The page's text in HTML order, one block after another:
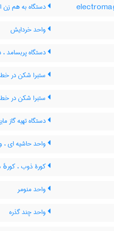
دستگاه به هم زن
واحد خردایش
دستگاه پربسامد ،
ستبرا شکن در
ستبرا شکن در
دستگاه تهیه گاز
واحد حاشیه ای ،
کورۀ ذوب ،
واحد منومر
واحد چند گذره